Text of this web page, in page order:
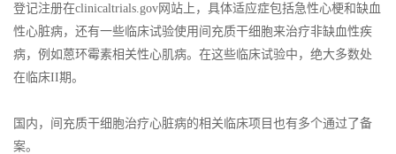
登记注册在clinicaltrials.gov网站上，具体适应症包括急性心梗和缺血
性心脏病，还有一些临床试验使用间充质干细胞来治疗非缺血性疾
病，例如蒽环霉素相关性心肌病。在这些临床试验中，绝大多数处
在临床II期。
国内，间充质干细胞治疗心脏病的相关临床项目也有多个通过了备
案。